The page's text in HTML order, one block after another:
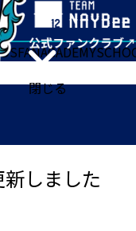
閉じる
FANACADEMY
しました